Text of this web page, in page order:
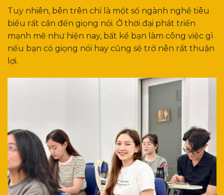
Tuy nhiên, bên trên chỉ là một số ngành nghề tiêu
biểu rất cần đến giọng nói. Ở thời đại phát triển
mạnh mẽ như hiện nay, bất kể bạn làm công việc gì
nếu bạn có giọng nói hay cũng sẽ trở nên rất thuận
lợi.